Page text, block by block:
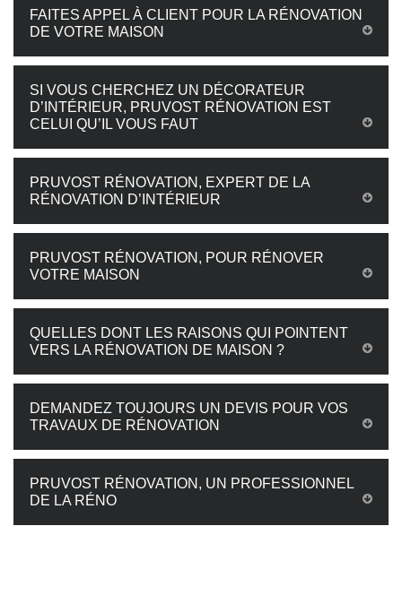
FAITES APPEL À CLIENT POUR LA RÉNOVATION
DE VOTRE MAISON
SI VOUS CHERCHEZ UN DÉCORATEUR
D’INTÉRIEUR, PRUVOST RÉNOVATION EST
CELUI QU’IL VOUS FAUT
PRUVOST RÉNOVATION, EXPERT DE LA
RÉNOVATION D’INTÉRIEUR
PRUVOST RÉNOVATION, POUR RÉNOVER
VOTRE MAISON
QUELLES DONT LES RAISONS QUI POINTENT
VERS LA RÉNOVATION DE MAISON ?
DEMANDEZ TOUJOURS UN DEVIS POUR VOS
TRAVAUX DE RÉNOVATION
PRUVOST RÉNOVATION, UN PROFESSIONNEL
DE LA RÉNO